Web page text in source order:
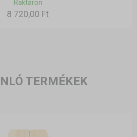
Raktáron
8 720,00 Ft
TERMÉKEK